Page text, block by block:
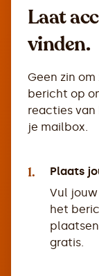
Laat
vinden.
Geen zin
bericht op
reacties
je mailbox.
1.
Plaats
Vul
het
gratis.